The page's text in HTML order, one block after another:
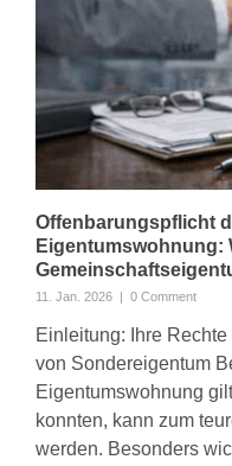
Offenbarungspflicht
Eigentumswohnung:
11. Jan. 2026 | 0 Comment
Einleitung: Ihre
von Sondereigentum
Eigentumswohnung
konnten, kann zum
werden. Besonders